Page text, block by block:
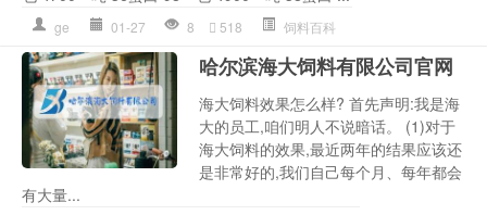
ge 01-27 8 518 饲料百科
哈尔滨海大饲料有限公司官网
海大饲料效果怎么样? 首先声明:我是海
大的员工,咱们明人不说暗话。 (1)对于
海大饲料的效果,最近两年的结果应该还
是非常好的,我们自己每个月、每年都会
有大量...